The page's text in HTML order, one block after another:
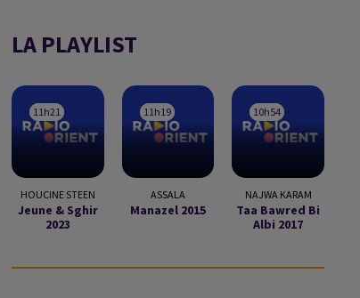
LA PLAYLIST
11h21
11h21
HOUCINE STEEN
Jeune & Sghir
2023
11h19
11h19
ASSALA
Manazel 2015
10h54
10h54
NAJWA KARAM
Taa Bawred Bi
Albi 2017